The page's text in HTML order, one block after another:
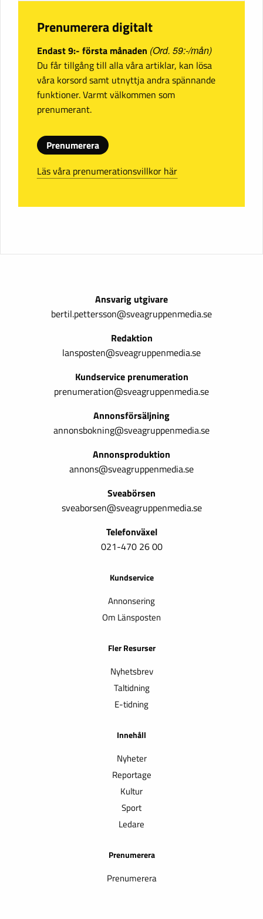
Prenumerera digitalt
Endast 9:- första månaden (Ord. 59:-/mån)
Du får tillgång till alla våra artiklar, kan lösa
våra korsord samt utnyttja andra spännande
funktioner. Varmt välkommen som
prenumerant.
Prenumerera
Läs våra prenumerationsvillkor här
Ansvarig utgivare
bertil.pettersson@sveagruppenmedia.se
Redaktion
lansposten@sveagruppenmedia.se
Kundservice prenumeration
prenumeration@sveagruppenmedia.se
Annonsförsäljning
annonsbokning@sveagruppenmedia.se
Annonsproduktion
annons@sveagruppenmedia.se
Sveabörsen
sveaborsen@sveagruppenmedia.se
Telefonväxel
021-470 26 00
Kundservice
Annonsering
Om Länsposten
Fler Resurser
Nyhetsbrev
Taltidning
E-tidning
Innehåll
Nyheter
Reportage
Kultur
Sport
Ledare
Prenumerera
Prenumerera